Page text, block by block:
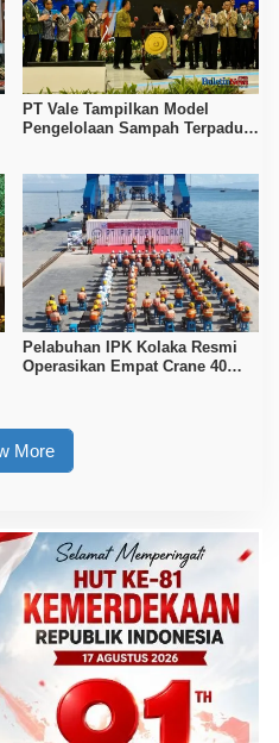
PT Vale Tampilkan Model
Pengelolaan Sampah Terpadu
Pelabuhan IPK Kolaka Resmi
Operasikan Empat Crane 40
More